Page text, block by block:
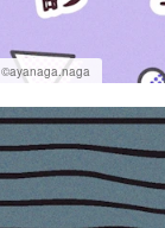
©ayanaga.naga